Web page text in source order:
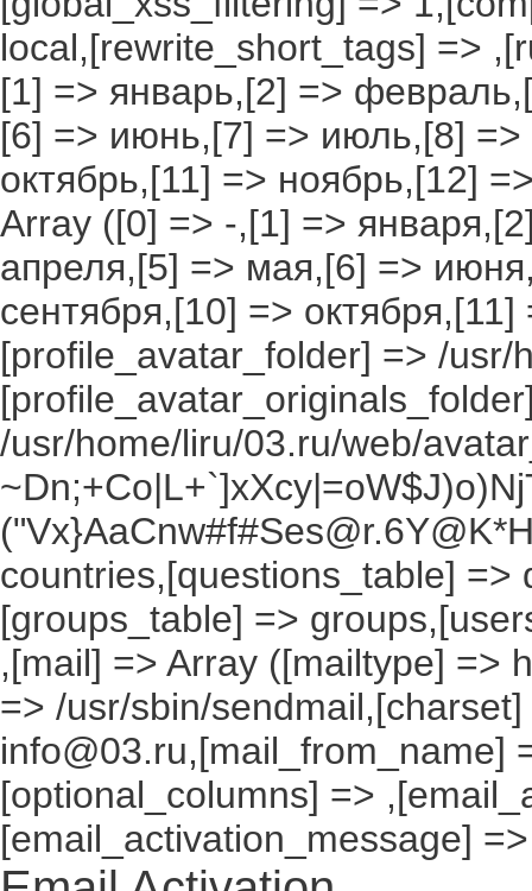
local,[rewrite_short_tags] =>
[1] => январь,[2] =>
[6] => июнь,[7] => июль,[8] =>
октябрь,[11] => ноябрь,[12]
Array ([0] => -,[1] =>
апреля,[5] => мая,[6] =>
сентября,[10] =>
[profile_avatar_folder] => /
/usr/home/liru/03.ru/web/
countries,[questions_table]
[groups_table] =>
,[mail] => Array ([mailtype] =>
=> /usr/sbin/
info@03.ru,[mail_from_name]
[optional_columns] =>
[email_activation_message] =>